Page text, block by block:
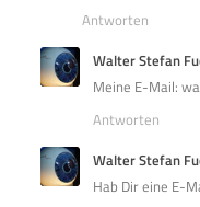
Antworten
Walter Stefan
Meine E-Mail:
Antworten
Walter Stefan
Hab Dir eine E-